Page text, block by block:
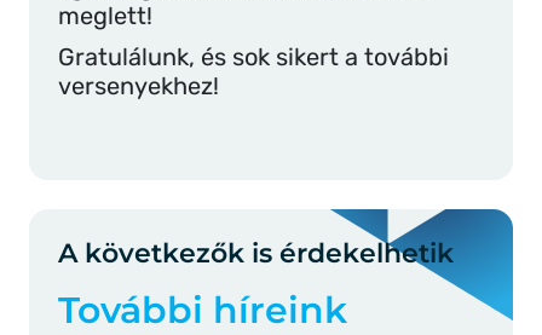
meglett!
Gratulálunk, és sok sikert a további
versenyekhez!
A következők is érdekelhetik
További híreink